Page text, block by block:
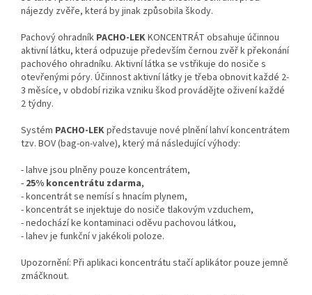
nájezdy zvěře, která by jinak způsobila škody.
Pachový ohradník PACHO-LEKKONCENTRÁT obsahuje účinnou
aktivní látku, která odpuzuje především černou zvěř k překonání
pachového ohradníku. Aktivní látka se vstřikuje do nosiče s
otevřenými póry. Účinnost aktivní látky je třeba obnovit každé 2-
3 měsíce, v období rizika vzniku škod provádějte oživení každé
2 týdny.
Systém PACHO-LEKpředstavuje nové plnění lahví koncentrátem
tzv. BOV (bag-on-valve), který má následující výhody:
- lahve jsou plněny pouze koncentrátem,
- 25% koncentrátu zdarma,
- koncentrát se nemísí s hnacím plynem,
- koncentrát se injektuje do nosiče tlakovým vzduchem,
- nedochází ke kontaminaci oděvu pachovou látkou,
- lahev je funkční v jakékoli poloze.
Upozornění: Při aplikaci koncentrátu stačí aplikátor pouze jemně
zmáčknout.